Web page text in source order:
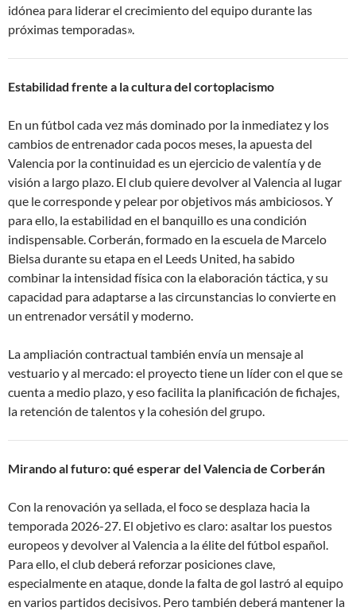
idónea para liderar el crecimiento del equipo durante las
próximas temporadas».
Estabilidad frente a la cultura del cortoplacismo
En un fútbol cada vez más dominado por la inmediatez y los
cambios de entrenador cada pocos meses, la apuesta del
Valencia por la continuidad es un ejercicio de valentía y de
visión a largo plazo. El club quiere devolver al Valencia al lugar
que le corresponde y pelear por objetivos más ambiciosos. Y
para ello, la estabilidad en el banquillo es una condición
indispensable. Corberán, formado en la escuela de Marcelo
Bielsa durante su etapa en el Leeds United, ha sabido
combinar la intensidad física con la elaboración táctica, y su
capacidad para adaptarse a las circunstancias lo convierte en
un entrenador versátil y moderno.
La ampliación contractual también envía un mensaje al
vestuario y al mercado: el proyecto tiene un líder con el que se
cuenta a medio plazo, y eso facilita la planificación de fichajes,
la retención de talentos y la cohesión del grupo.
Mirando al futuro: qué esperar del Valencia de Corberán
Con la renovación ya sellada, el foco se desplaza hacia la
temporada 2026-27. El objetivo es claro: asaltar los puestos
europeos y devolver al Valencia a la élite del fútbol español.
Para ello, el club deberá reforzar posiciones clave,
especialmente en ataque, donde la falta de gol lastró al equipo
en varios partidos decisivos. Pero también deberá mantener la